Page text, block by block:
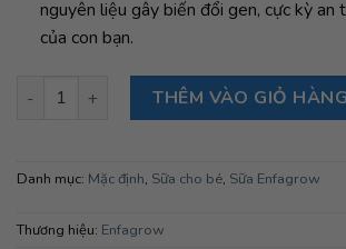
nguyên liệu gây biến đổi gen, cực kỳ an
của con bạn.
Sữa Enfagrow Premium Non – GMO
THÊM VÀO GIỎ HÀNG
Danh mục: Mặc định, Sữa cho bé, Sữa Enfagrow
Thương hiệu: Enfagrow